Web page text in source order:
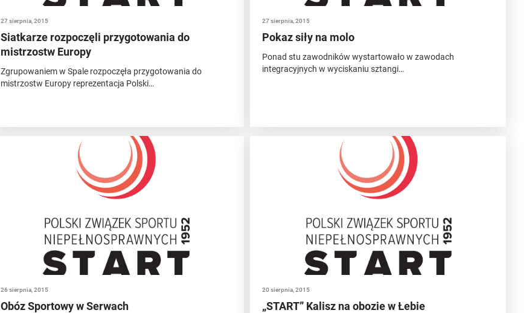
27 sierpnia, 2015
Siatkarze rozpoczęli przygotowania do
mistrzostw Europy
Zgrupowaniem w Spale rozpoczęła przygotowania do
mistrzostw Europy reprezentacja Polski…
27 sierpnia, 2015
Pokaz siły na molo
Ponad stu zawodników wystartowało w zawodach
integracyjnych w wyciskaniu sztangi…
26 sierpnia, 2015
Obóz Sportowy w Serwach
20 sierpnia, 2015
„START” Kalisz na obozie w Łebie